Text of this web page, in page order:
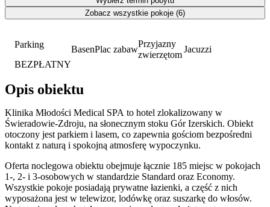
Parking
BEZPŁATNY
BasenPlac zabaw
Przyjazny
zwierzętom
Jacuzzi
Opis obiektu
Klinika Młodości Medical SPA to hotel zlokalizowany w
Świeradowie-Zdroju, na słonecznym stoku Gór Izerskich. Obiekt
otoczony jest parkiem i lasem, co zapewnia gościom bezpośredni
kontakt z naturą i spokojną atmosferę wypoczynku.
Oferta noclegowa obiektu obejmuje łącznie 185 miejsc w pokojach
1-, 2- i 3-osobowych w standardzie Standard oraz Economy.
Wszystkie pokoje posiadają prywatne łazienki, a część z nich
wyposażona jest w telewizor, lodówkę oraz suszarkę do włosów.
Zobacz wszystkie pokoje (6)